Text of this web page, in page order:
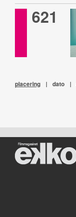
621
placering | dato |